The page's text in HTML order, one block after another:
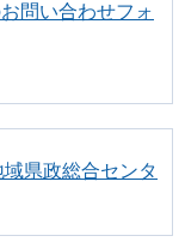
問い合わせフォ
県政総合センタ